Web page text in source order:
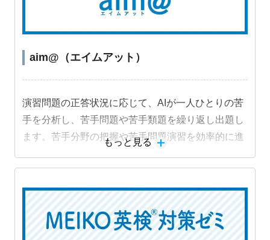
aim@（エイムアット）
演習問題の正答状況に応じて、AIが一人ひとりの苦
手を分析し、苦手問題や苦手類題を繰り返し出題し
ます。苦手分野の把握や苦手問題演習を効率的に進
もっと見る